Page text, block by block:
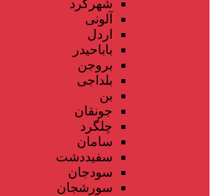
شهرکرد
آلونی
اردل
باباحیدر
بروجن
بلداجی
بن
جونقان
چلگرد
سامان
سفیددشت
سودجان
سورشجان